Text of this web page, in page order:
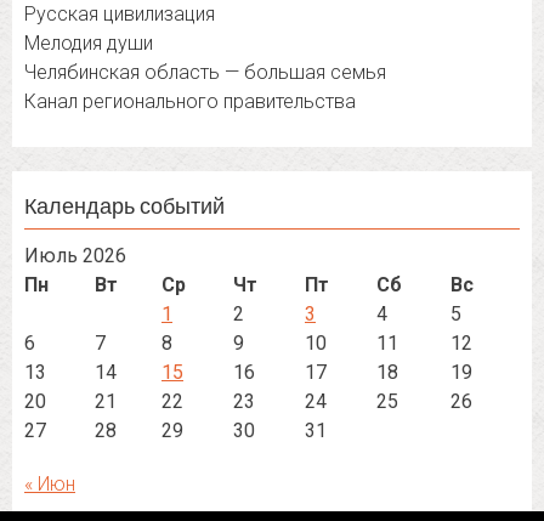
Русская цивилизация
Мелодия души
Челябинская область — большая семья
Канал регионального правительства
Календарь событий
Июль 2026
Пн
Вт Ср Чт Пт Сб
Вс
1
2 3 4
5
6
7 8 9 10 11
12
13
14 15 16 17 18
19
20
21 22 23 24 25
26
27
28 29 30 31
« Июн